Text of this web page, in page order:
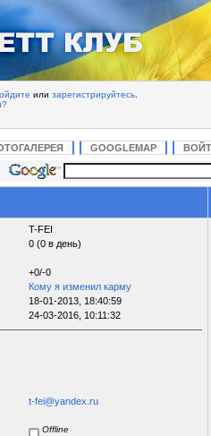
или зарегистрируйтесь
GOOGLEMAP
T-FEI
0 (0 в день)
+0/-0
Кому я изменил карму
18-01-2013, 18:40:59
24-03-2016, 10:11:32
t-fei@yandex.ru
Offline